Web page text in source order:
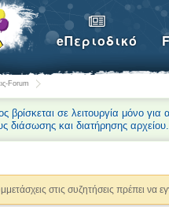
eΠεριοδικό
Forum
βρίσκεται σε λειτουργία μόνο
διάσωσης και διατήρησης αρχείου.
στις συζητήσεις πρέπει να